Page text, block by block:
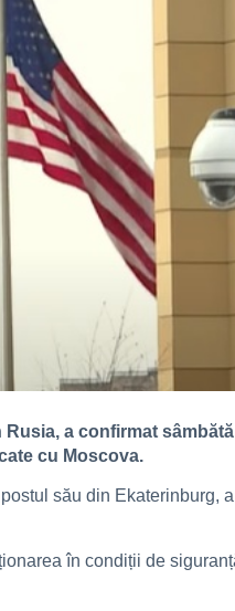
a confirmat
cu Moscova.
său din Ekaterinburg,
în condiții de